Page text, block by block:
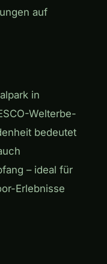
auf
in
Welterbe-
bedeutet
– ideal für
Erlebnisse